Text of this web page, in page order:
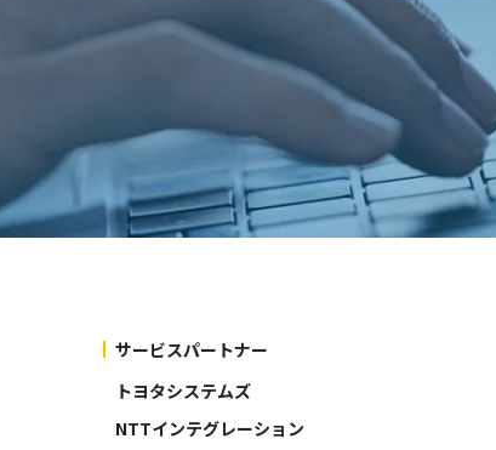
サービスパートナー
トヨタシステムズ
NTTインテグレーション